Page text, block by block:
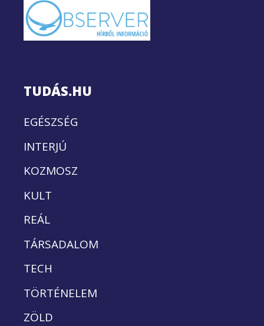
TUDÁS.HU
EGÉSZSÉG
INTERJÚ
KOZMOSZ
KULT
REÁL
TÁRSADALOM
TECH
TÖRTÉNELEM
ZÖLD